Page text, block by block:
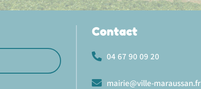
Contact
04 67 90 09 20
mairie@ville-maraussan.fr